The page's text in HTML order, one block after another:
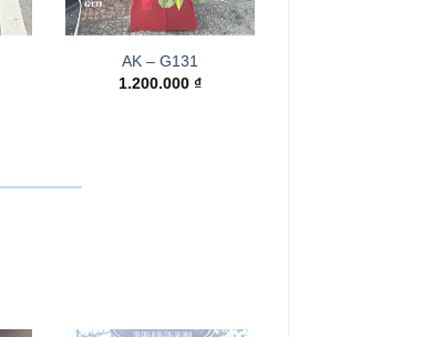
AK – G131
1.200.000 ₫